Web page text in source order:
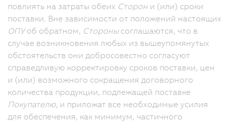
повлиять на затраты обеих Сторон и (или) сроки
поставки. Вне зависимости от положений настоящих
ОПУоб обратном, Сторонысоглашаются, что в
случае возникновения любых из вышеупомянутых
обстоятельств они добросовестно согласуют
справедливую корректировку сроков поставки, цен
и (или) возможного сокращения договорного
количества продукции, подлежащей поставке
Покупателю, и приложат все необходимые усилия
для обеспечения, как минимум, частичного